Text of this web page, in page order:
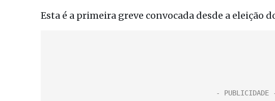
Esta é a primeira greve convocada desde a eleição